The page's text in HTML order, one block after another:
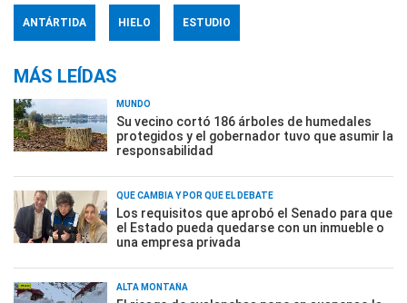
ANTÁRTIDA HIELO ESTUDIO
MÁS LEÍDAS
MUNDO
Su vecino cortó 186 árboles de humedales
protegidos y el gobernador tuvo que asumir la
responsabilidad
QUÉ CAMBIA Y POR QUÉ EL DEBATE
Los requisitos que aprobó el Senado para que
el Estado pueda quedarse con un inmueble o
una empresa privada
ALTA MONTAÑA